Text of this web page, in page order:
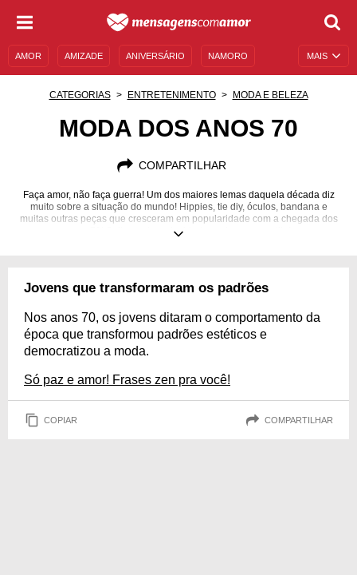
MAIS
AMOR AMIZADE ANIVERSÁRIO NAMORO
CATEGORIAS ENTRETENIMENTO MODA E BELEZA
MODA DOS ANOS 70
COMPARTILHAR
Faça amor, não faça guerra! Um dos maiores lemas daquela década diz
muito sobre a situação do mundo! Hippies, tie diy, óculos, bandana e
muitas outras peças que cresceram em popularidade com a chegada dos
anos 70! Saiba mais curiosidades sobre esse estilo!
Jovens que transformaram os padrões
Nos anos 70, os jovens ditaram o comportamento da
época que transformou padrões estéticos e
democratizou a moda.
Só paz e amor! Frases zen pra você!
COPIAR COMPARTILHAR